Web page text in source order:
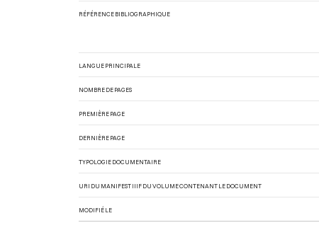
RÉFÉRENCE BIBLIOGRAPHIQUE
LANGUE PRINCIPALE
NOMBRE DE PAGES
PREMIÈRE PAGE
DERNIÈRE PAGE
TYPOLOGIE DOCUMENTAIRE
URI DU MANIFEST IIIF DU VOLUME CONTENANT LE DOCUMENT
MODIFIÉ LE